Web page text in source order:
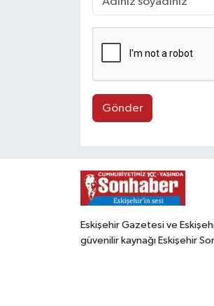
Gönder
Eskişehir Gazetesi ve
güvenilir kaynağı Eskişehir